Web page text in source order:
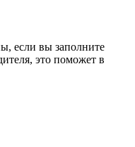
если вы заполните
это поможет в